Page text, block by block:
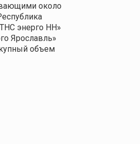
около
энерго НН»
Ярославль»
объем